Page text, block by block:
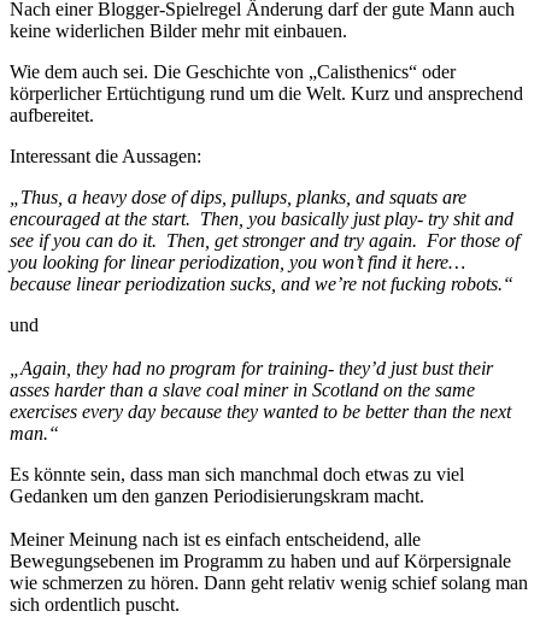
Nach einer Blogger-Spielregel Änderung darf der gute Mann auch
keine widerlichen Bilder mehr mit einbauen.
Wie dem auch sei. Die Geschichte von „Calisthenics“ oder
körperlicher Ertüchtigung rund um die Welt. Kurz und ansprechend
aufbereitet.
Interessant die Aussagen:
„Thus, a heavy dose of dips, pullups, planks, and squats are
encouraged at the start. Then, you basically just play- try shit and
see if you can do it. Then, get stronger and try again. For those of
you looking for linear periodization, you won’t find it here…
because linear periodization sucks, and we’re not fucking robots.“
und
„Again, they had no program for training- they’d just bust their
asses harder than a slave coal miner in Scotland on the same
exercises every day because they wanted to be better than the next
man.“
Es könnte sein, dass man sich manchmal doch etwas zu viel
Gedanken um den ganzen Periodisierungskram macht.
Meiner Meinung nach ist es einfach entscheidend, alle
Bewegungsebenen im Programm zu haben und auf Körpersignale
wie schmerzen zu hören. Dann geht relativ wenig schief solang man
sich ordentlich puscht.